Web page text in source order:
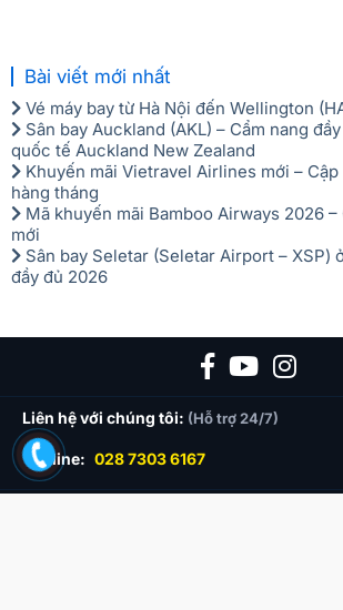
Bài viết mới nhất
Vé máy bay từ Hà Nội đến Wellington
Sân bay Auckland (AKL) – Cẩm nang
quốc tế Auckland New Zealand
Khuyến mãi Vietravel Airlines mới –
hàng tháng
Mã khuyến mãi Bamboo Airways 2026 –
mới
Sân bay Seletar (Seletar Airport – XSP)
đầy đủ 2026
Liên hệ với chúng tôi: (Hỗ trợ 24/7)
Hotline: 028 7303 6167